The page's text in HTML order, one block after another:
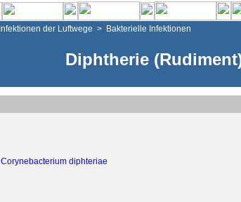
Infektionen der Luftwege > Bakterielle Infektionen
Diphtherie
Corynebacterium diphteriae